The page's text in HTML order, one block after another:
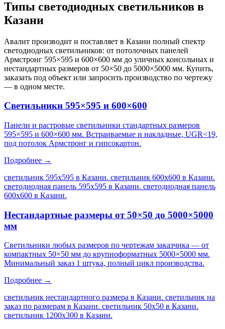
Типы светодиодных светильников в
Казани
Авалит производит и поставляет в Казани полный спектр
светодиодных светильников: от потолочных панелей
Армстронг 595×595 и 600×600 мм до уличных консольных и
нестандартных размеров от 50×50 до 5000×5000 мм. Купить,
заказать под объект или запросить производство по чертежу
— в одном месте.
Светильники 595×595 и 600×600
Панели и растровые светильники стандартных размеров
595×595 и 600×600 мм. Встраиваемые и накладные, UGR<19,
под потолок Армстронг и гипсокартон.
Подробнее →
светильник 595х595 в Казани. светильник 600х600 в Казани.
светодиодная панель 595х595 в Казани. светодиодная панель
600х600 в Казани.
Нестандартные размеры от 50×50 до 5000×5000
мм
Светильники любых размеров по чертежам заказчика — от
компактных 50×50 мм до крупноформатных 5000×5000 мм.
Минимальный заказ 1 штука, полный цикл производства.
Подробнее →
светильник нестандартного размера в Казани. светильник на
заказ по размерам в Казани. светильник 50х50 в Казани.
светильник 1200х300 в Казани.